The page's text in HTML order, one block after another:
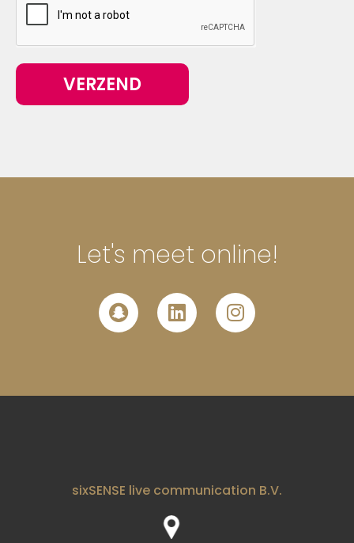
VERZEND
Let's meet online!
sixSENSE live communication B.V.